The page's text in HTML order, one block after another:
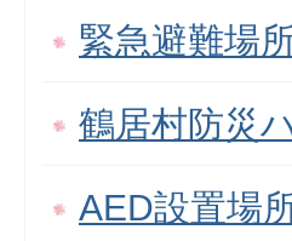
緊急避難場
鶴居村防災
AED設置場